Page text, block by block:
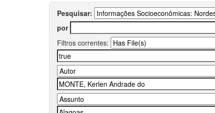
Pesquisar:
por
Filtros correntes: